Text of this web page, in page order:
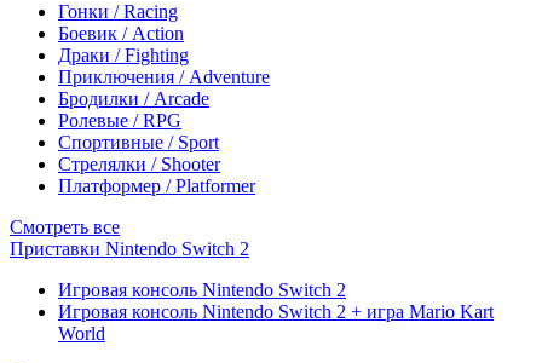
Гонки / Racing
Боевик / Action
Драки / Fighting
Приключения / Adventure
Бродилки / Arcade
Ролевые / RPG
Спортивные / Sport
Стрелялки / Shooter
Платформер / Platformer
Смотреть все
Приставки Nintendo Switch 2
Игровая консоль Nintendo Switch 2
Игровая консоль Nintendo Switch 2 + игра Mario Kart
World